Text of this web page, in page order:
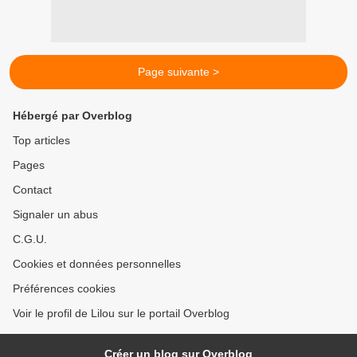
Page suivante >
Hébergé par Overblog
Top articles
Pages
Contact
Signaler un abus
C.G.U.
Cookies et données personnelles
Préférences cookies
Voir le profil de Lilou sur le portail Overblog
Créer un blog sur Overblog